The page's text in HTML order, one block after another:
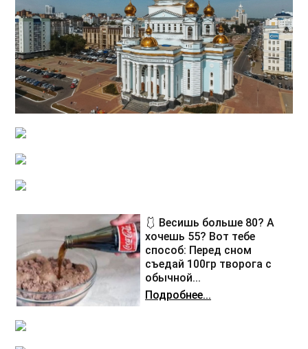
🩱 Весишь больше 80? А
хочешь 55? Вот тебе
способ: Перед сном
съедай 100гр творога с
обычной...
Подробнее...